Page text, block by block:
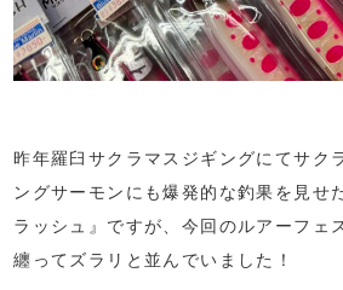
昨年羅臼サクラマスジギングにてサク
ングサーモンにも爆発的な釣果を見せ
ラッシュ』ですが、今回のルアーフェ
纏ってズラリと並んでいました！